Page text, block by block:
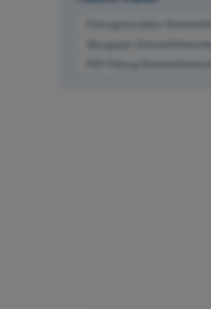
Prüfungssimulation
Übungsquiz